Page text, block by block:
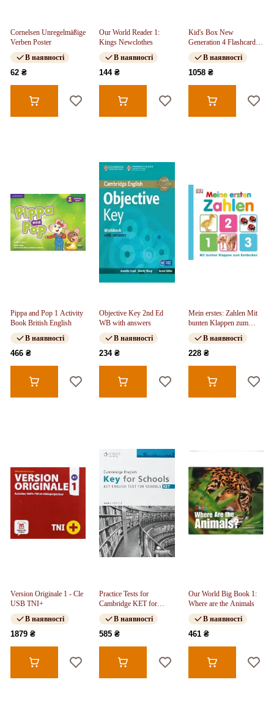
Cornelsen Unregelmäßige
Verben Poster
В наявності
62 ₴
Our World Reader 1:
Kings Newclothes
В наявності
144 ₴
Kid's Box New
Generation 4 Flashcards
(pack of 104)
В наявності
1058 ₴
Pippa and Pop 1 Activity
Book British English
В наявності
466 ₴
Objective Key 2nd Ed
WB with answers
В наявності
234 ₴
Mein erstes: Zahlen Mit
bunten Klappen zum
Entdecken
В наявності
228 ₴
Version Originale 1 - Cle
USB TNI+
В наявності
1879 ₴
Practice Tests for
Cambridge KET for
Schools Audio CDs (3)
В наявності
585 ₴
Our World Big Book 1:
Where are the Animals
В наявності
461 ₴